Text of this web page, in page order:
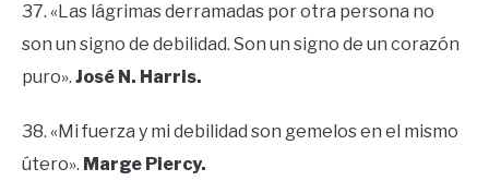
37. «Las lágrimas derramadas por otra persona no
son un signo de debilidad. Son un signo de un corazón
puro». José N. Harris.
38. «Mi fuerza y ​​mi debilidad son gemelos en el mismo
útero». Marge Piercy.